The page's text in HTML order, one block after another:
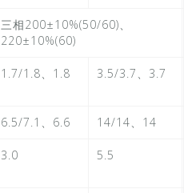
三相200±10%(50/60)、
220±10%(60)
1.7/1.8、1.8 3.5/3.7、3.7
6.5/7.1、6.6 14/14、14
3.0 5.5